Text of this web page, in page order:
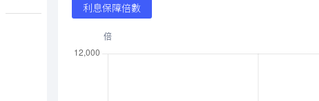
利息保障倍數